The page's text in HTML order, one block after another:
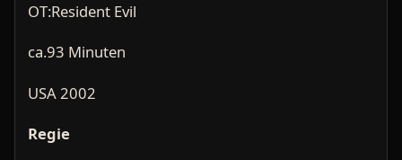
OT:Resident Evil
ca.93 Minuten
USA 2002
Regie